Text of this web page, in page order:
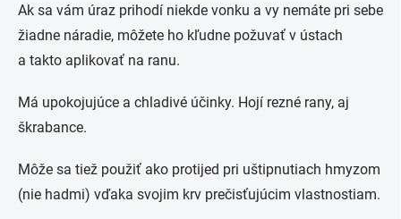
Ak sa vám úraz prihodí niekde vonku a vy nemáte pri sebe
žiadne náradie, môžete ho kľudne požuvať v ústach
a takto aplikovať na ranu.
Má upokojujúce a chladivé účinky. Hojí rezné rany, aj
škrabance.
Môže sa tiež použiť ako protijed pri uštipnutiach hmyzom
(nie hadmi) vďaka svojim krv prečisťujúcim vlastnostiam.